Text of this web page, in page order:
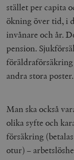
stället per capita
ökning över tid, i
invånare och år.
pension.
andra stora poster.
Man ska också
olika syfte och
försäkring
otur) –